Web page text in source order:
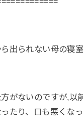
出られない母の寝
がないのですが,以
たり、口も悪くなっ